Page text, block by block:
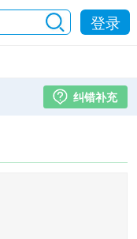
登录
纠错补充